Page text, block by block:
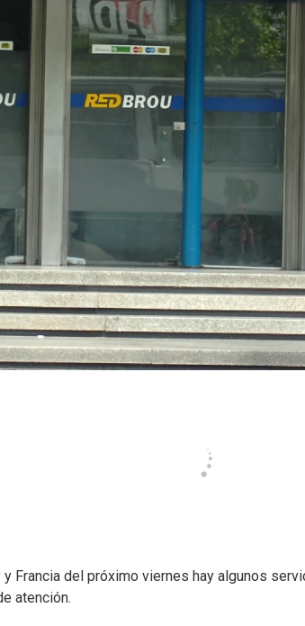
y Francia del próximo viernes hay algunos
atención.